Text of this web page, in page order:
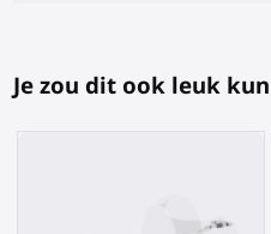
Je zou dit ook leuk